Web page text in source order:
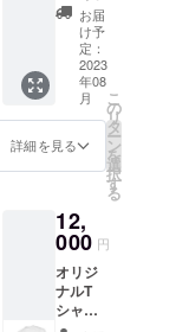
ると予測できる
メッセージは
ボードへの掲載
致しかねます。
※スポンサーボー
ドの大きさは支
援者様の数によ
り異なります。
※皆様のメッセー
15cm、横約2〜
4cmの大きさで
掲載予定です。
スポンサーボー
ドデザイン時に
サイズを変更す
る場合がありま
メール
宛にプ
ロジェ
クト終
了後す
ぐ送信
ます。
各種No.
に憧れ
る人間
マイク
02.ボク
サー
モーガ
からの
ご支援
は5回分
のガ
チャチ
ケット
となり
ま
タル
アート
にラン
ダムで
選ば
のデジ
タル
アート
が１つ
当選し
ます。
当選す
るデジ
にラン
ダムで
選ば
れ、支
援いた
だいた
19+シー
クレッ
ト1種)
ガチャ
金の チ
ケッ
ト 11
回ガ
チャ
（全19
シーク
レッ
ト）
「Might
y Fizz」
今回限
お届
け予
定：
2023
年08
月
詳細を見る
こ
の
リ
タ
ー
ン
を
選
択
す
る
12,
000 円
オリジ
ナルT
シャツ